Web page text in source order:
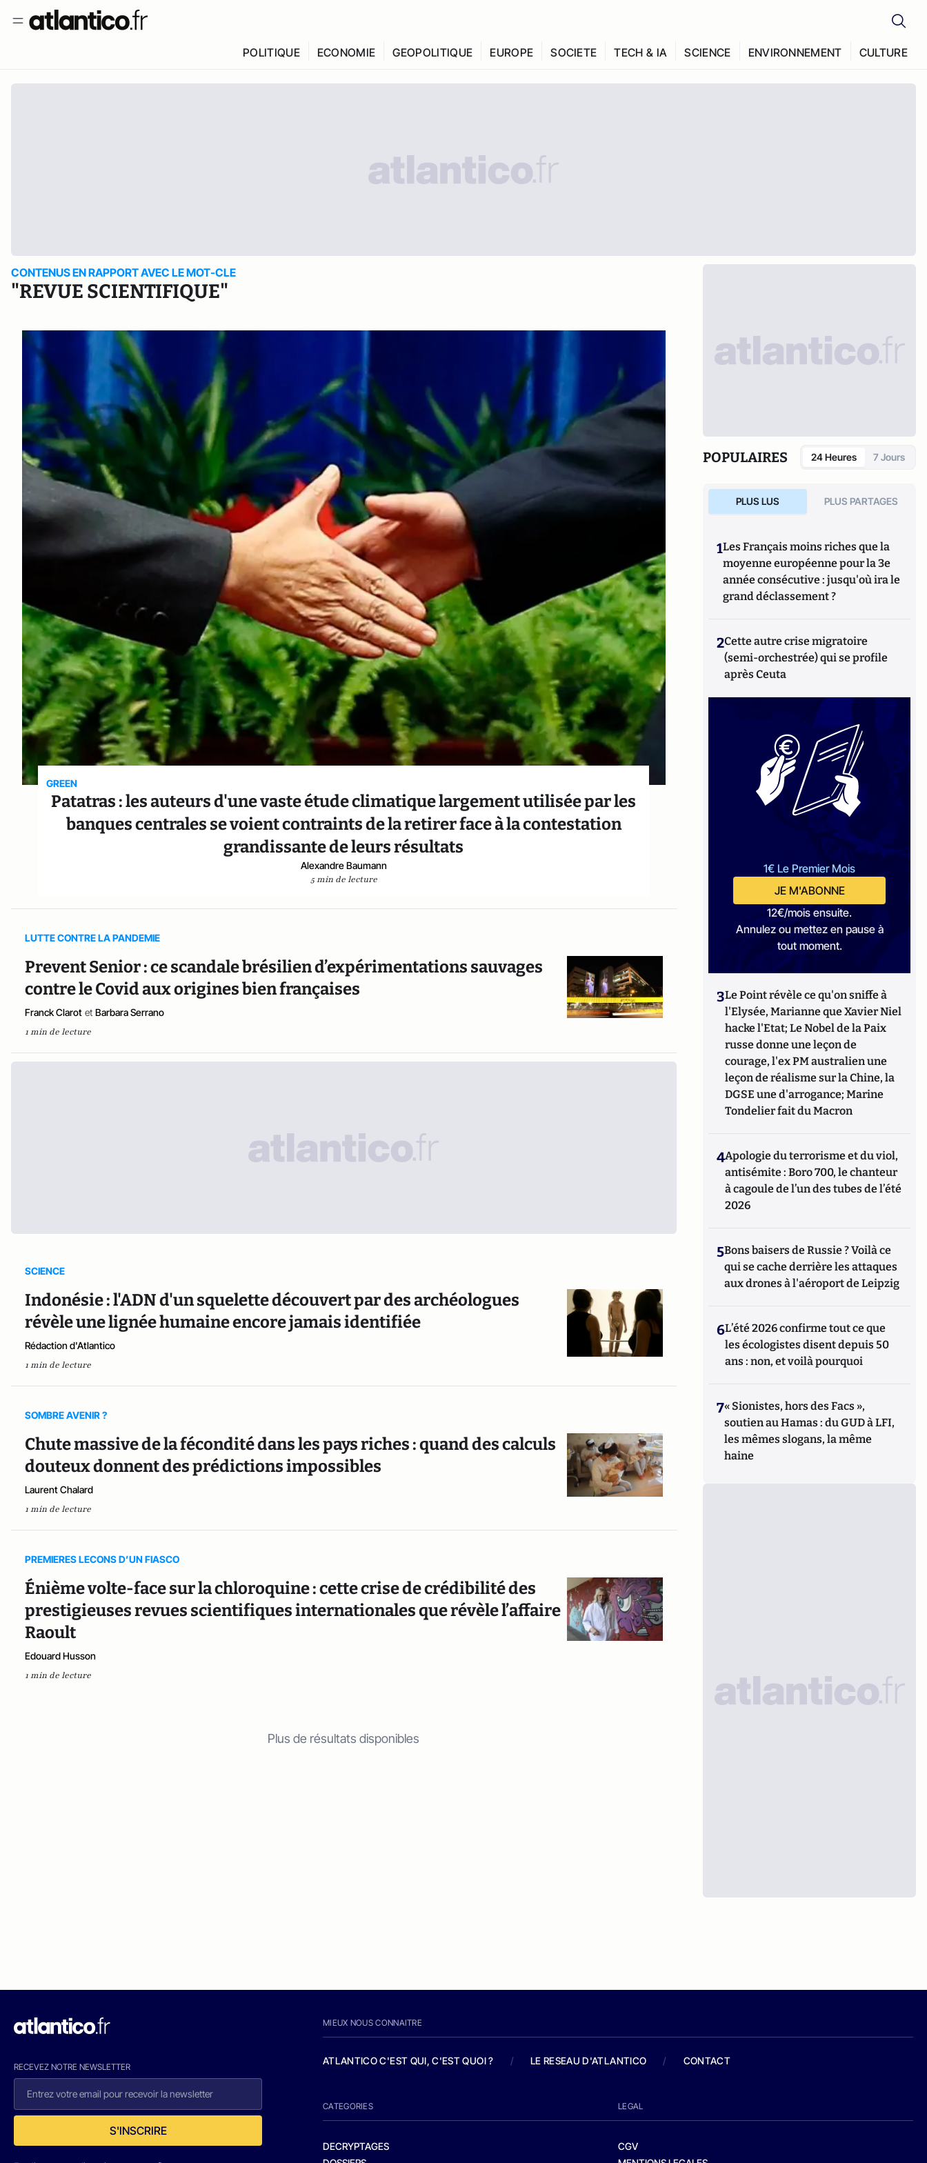
POLITIQUE ECONOMIE GEOPOLITIQUE EUROPE SOCIETE TECH & IA SCIENCE ENVIRONNEMENT CULTURE
CONTENUS EN RAPPORT AVEC LE MOT-CLE
"REVUE SCIENTIFIQUE"
GREEN
Patatras : les auteurs d'une vaste étude climatique largement utilisée par les
banques centrales se voient contraints de la retirer face à la contestation
grandissante de leurs résultats
Alexandre Baumann
5 min de lecture
LUTTE CONTRE LA PANDEMIE
Prevent Senior : ce scandale brésilien d’expérimentations sauvages
contre le Covid aux origines bien françaises
Franck Clarot et Barbara Serrano
1 min de lecture
SCIENCE
Indonésie : l'ADN d'un squelette découvert par des archéologues
révèle une lignée humaine encore jamais identifiée
Rédaction d'Atlantico
1 min de lecture
SOMBRE AVENIR ?
Chute massive de la fécondité dans les pays riches : quand des calculs
douteux donnent des prédictions impossibles
Laurent Chalard
1 min de lecture
PREMIERES LECONS D’UN FIASCO
Énième volte-face sur la chloroquine : cette crise de crédibilité des
prestigieuses revues scientifiques internationales que révèle l’affaire
Raoult
Edouard Husson
1 min de lecture
Plus de résultats disponibles
POPULAIRES 24 Heures 7 Jours
PLUS LUS PLUS PARTAGES
1Les Français moins riches que la
moyenne européenne pour la 3e
année consécutive : jusqu'où ira le
grand déclassement ?
2Cette autre crise migratoire
(semi-orchestrée) qui se profile
après Ceuta
1€ Le Premier Mois
JE M'ABONNE
12€/mois ensuite.
Annulez ou mettez en pause à
tout moment.
3Le Point révèle ce qu'on sniffe à
l'Elysée, Marianne que Xavier Niel
hacke l'Etat; Le Nobel de la Paix
russe donne une leçon de
courage, l'ex PM australien une
leçon de réalisme sur la Chine, la
DGSE une d'arrogance; Marine
Tondelier fait du Macron
4Apologie du terrorisme et du viol,
antisémite : Boro 700, le chanteur
à cagoule de l’un des tubes de l’été
2026
5Bons baisers de Russie ? Voilà ce
qui se cache derrière les attaques
aux drones à l'aéroport de Leipzig
6L’été 2026 confirme tout ce que
les écologistes disent depuis 50
ans : non, et voilà pourquoi
7« Sionistes, hors des Facs »,
soutien au Hamas : du GUD à LFI,
les mêmes slogans, la même
haine
RECEVEZ NOTRE NEWSLETTER
S'INSCRIRE
MIEUX NOUS CONNAITRE
ATLANTICO C'EST QUI, C'EST QUOI ? / LE RESEAU D'ATLANTICO / CONTACT
CATEGORIES
DECRYPTAGES
LEGAL
CGV